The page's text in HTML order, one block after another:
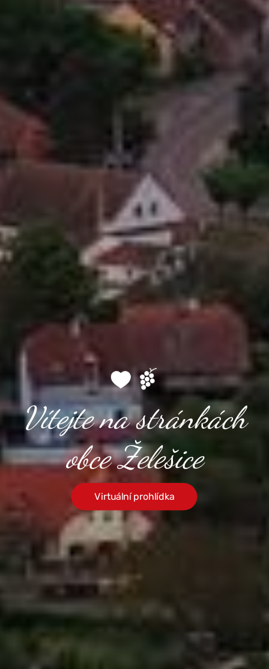
Vítejte na stránkách
obce Želešice
Virtuální prohlídka